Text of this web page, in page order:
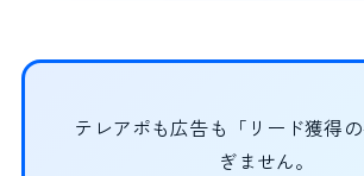
テレアポも広告も「リード獲得
ぎません。